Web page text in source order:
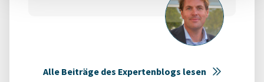
Alle Beiträge des Expertenblogs lesen